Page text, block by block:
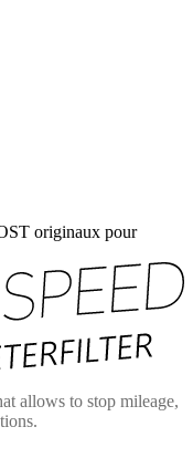
originaux pour
allows to stop mileage,